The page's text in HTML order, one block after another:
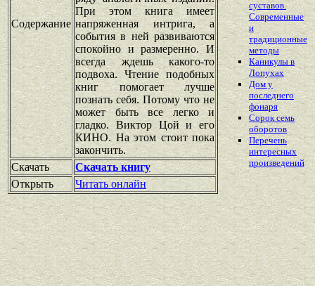
Содержание
При этом книга имеет
напряженная интрига, а
события в ней развиваются
спокойно и размеренно. И
всегда ждешь какого-то
подвоха. Чтение подобных
книг помогает лучше
познать себя. Потому что не
может быть все легко и
гладко. Виктор Цой и его
КИНО. На этом стоит пока
закончить.
Скачать
Скачать книгу
Открыть
Читать онлайн
суставов.
Современные
и
традиционные
методы
Каникулы в
Лопухах
Дом у
последнего
фонаря
Сорок семь
оборотов
Перечень
интересных
произведений